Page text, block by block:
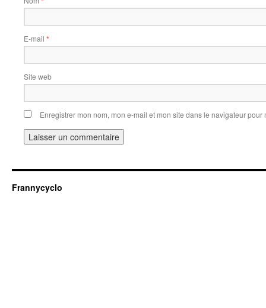
E-mail *
Site web
Enregistrer mon nom, mon e-mail et mon site dans le navigateur
Frannycyclo